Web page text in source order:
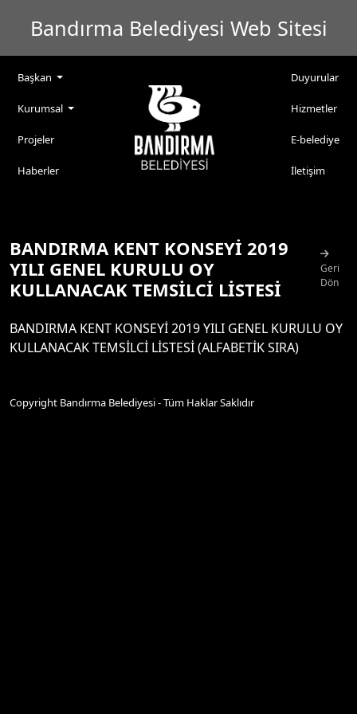
Bandırma Belediyesi Web Sitesi
Başkan
Kurumsal
Projeler
Haberler
Duyurular
Hizmetler
E-belediye
İletişim
BANDIRMA KENT KONSEYİ 2019
YILI GENEL KURULU OY
KULLANACAK TEMSİLCİ LİSTESİ
Geri
Dön
BANDIRMA KENT KONSEYİ 2019 YILI GENEL KURULU OY
KULLANACAK TEMSİLCİ LİSTESİ (ALFABETİK SIRA)
Copyright Bandırma Belediyesi - Tüm Haklar Saklıdır